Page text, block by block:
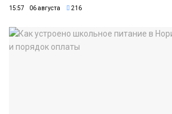
15:57 06 августа 216